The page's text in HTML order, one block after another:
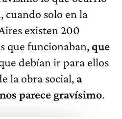
cuando solo en la
existen 200
que funcionaban, que
debían ir para ellos
la obra social, a
parece gravísimo.